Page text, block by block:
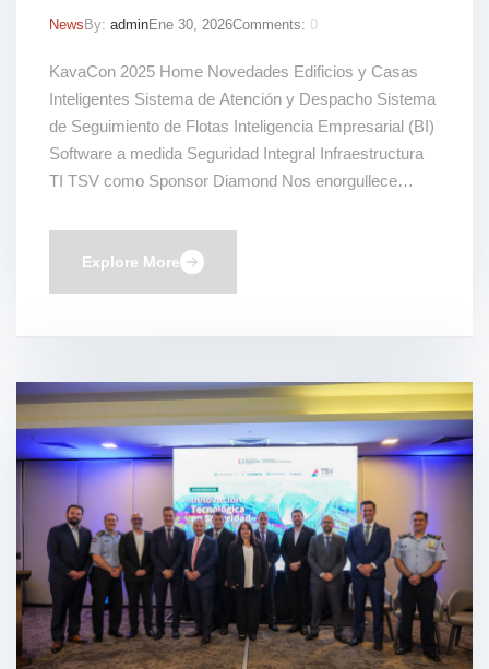
News By: adminEne 30, 2026Comments: 0
KavaCon 2025 Home Novedades Edificios y Casas
Inteligentes Sistema de Atención y Despacho Sistema
de Seguimiento de Flotas Inteligencia Empresarial (BI)
Software a medida Seguridad Integral Infraestructura
TI TSV como Sponsor Diamond Nos enorgullece
KavaCon 2025, uno de los espacios más relevantes
del ecosistema tecnológico regional. Esta presencia
nos […]
Explore More